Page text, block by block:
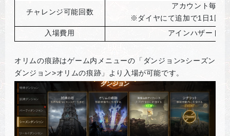
チャレンジ可能回数
アカウント毎に
※ダイヤにて追加で1日1回
入場費用
アインハザード
オリムの痕跡はゲーム内メニューの「ダンジョン>シーズン
ダンジョン>オリムの痕跡」より入場が可能です。